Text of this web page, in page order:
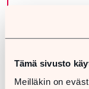
Tämä sivusto
Meilläkin on